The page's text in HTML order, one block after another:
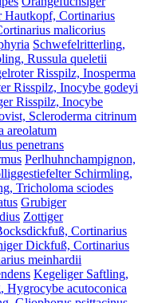
Hautkopf, Cortinarius
malicorius
Schwefelritterling,
Russula queletii
Risspilz, Inosperma
Risspilz, Inocybe godeyi
Risspilz, Inocybe
Scleroderma citrinum
areolatum
penetrans
Perlhuhnchampignon,
Schirmling,
Tricholoma sciodes
Grubiger
Zottiger
Cortinarius
Dickfuß, Cortinarius
meinhardii
Kegeliger Saftling,
Hygrocybe acutoconica